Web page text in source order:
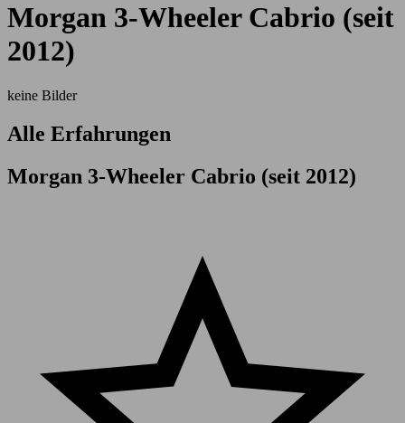
Morgan 3-Wheeler Cabrio (seit
2012)
keine Bilder
Alle Erfahrungen
Morgan 3-Wheeler Cabrio (seit 2012)